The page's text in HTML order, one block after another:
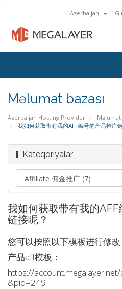
Azerbaijani
Məlumat bazası
Azerbaijan Hosting Provider Məlumat
我如何获取带有我的AFF编号的产品推广
Kateqoriyalar
我如何获取带有我的
链接呢？
您可以按照以下模板进行修改
产品aff模板：
https://account.megalayer.net/
&pid=249